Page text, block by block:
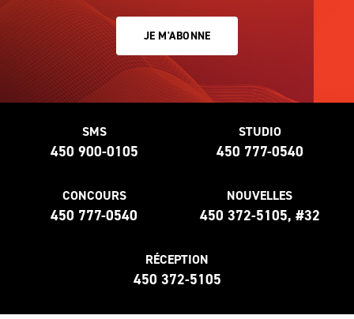
JE M'ABONNE
SMS
450 900-0105
STUDIO
450 777-0540
CONCOURS
450 777-0540
NOUVELLES
450 372-5105, #32
RÉCEPTION
450 372-5105